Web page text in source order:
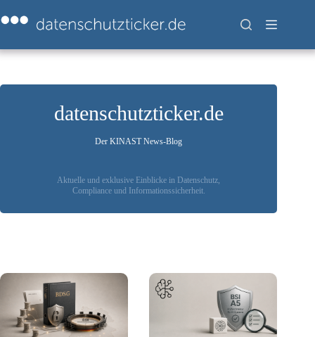
Inhalt
springen
datenschutzticker.de
Der KINAST News-Blog
Aktuelle und exklusive Einblicke in Datenschutz,
Compliance und Informationssicherheit.